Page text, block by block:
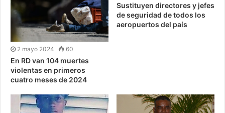
2 mayo 2024 60
En RD van 104 muertes
violentas en primeros
cuatro meses de 2024
Sustituyen directores y jefes
de seguridad de todos los
aeropuertos del país